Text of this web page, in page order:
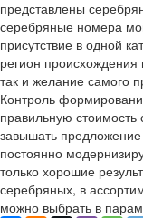
представлены
серебряные номера
присутствие в одной
регион
так и желание самого
Контроль
правильную
завышать
постоянно
только хорошие
серебряных, в
можно выбрать в